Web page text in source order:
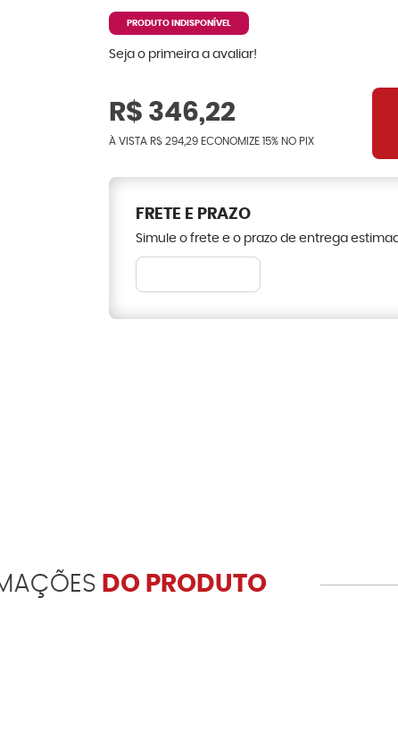
PRODUTO INDISPONÍVEL
Seja o primeira a avaliar!
R$ 346,22
À VISTA R$ 294,29 ECONOMIZE 15% NO PIX
FRETE E PRAZO
Simule o frete e o prazo de entrega
DO PRODUTO